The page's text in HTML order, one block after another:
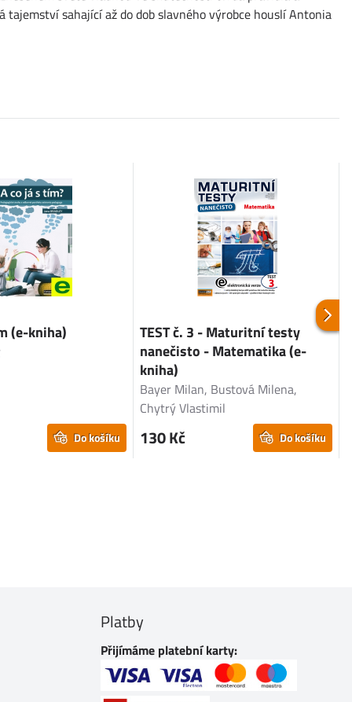
sahající až do dob slavného výrobce houslí Antonia
(e-kniha)
Do košíku
TEST č. 3 - Maturitní testy
nanečisto - Matematika (e-
kniha)
Bayer Milan, Bustová Milena,
Chytrý Vlastimil
130 Kč Do košíku
Platby
Přijímáme platební karty: